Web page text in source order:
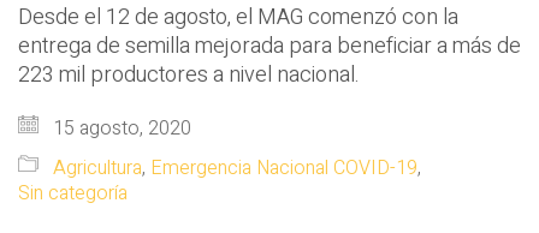
Desde el 12 de agosto, el MAG comenzó con la
entrega de semilla mejorada para beneficiar a más de
223 mil productores a nivel nacional.
15 agosto, 2020
Agricultura, Emergencia Nacional COVID-19,
Sin categoría